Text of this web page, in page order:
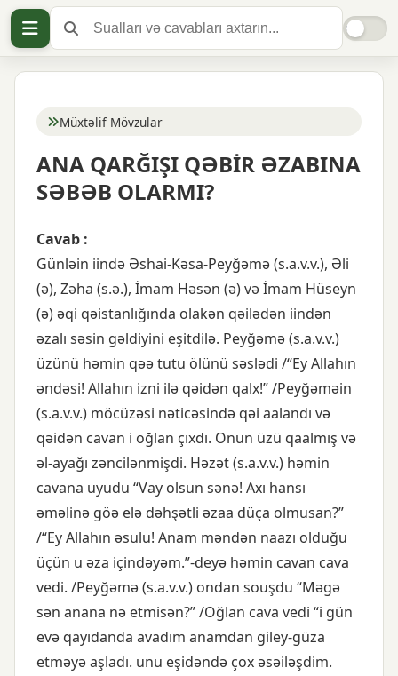
Müxtəlif Mövzular
ANA QARĞIŞI QƏBİR ƏZABINA
SƏBƏB OLARMI?
Cavab :
Günləin iində Əshai-Kəsa-Peyğəmə (s.a.v.v.), Əli
(ə), Zəha (s.ə.), İmam Həsən (ə) və İmam Hüseyn
(ə) əqi qəistanlığında olakən qəilədən iindən
əzalı səsin gəldiyini eşitdilə. Peyğəmə (s.a.v.v.)
üzünü həmin qəə tutu ölünü səslədi /“Ey Allahın
əndəsi! Allahın izni ilə qəidən qalx!” /Peyğəməin
(s.a.v.v.) möcüzəsi nəticəsində qəi aalandı və
qəidən cavan i oğlan çıxdı. Onun üzü qaalmış və
əl-ayağı zəncilənmişdi. Həzət (s.a.v.v.) həmin
cavana uyudu “Vay olsun sənə! Axı hansı
əməlinə göə elə dəhşətli əzaa düça olmusan?”
/“Ey Allahın əsulu! Anam məndən naazı olduğu
üçün u əza içindəyəm.”-deyə həmin cavan cava
vedi. /Peyğəmə (s.a.v.v.) ondan souşdu “Məgə
sən anana nə etmisən?” /Oğlan cava vedi “i gün
evə qayıdanda avadım anamdan giley-güza
etməyə aşladı. unu eşidəndə çox əsəiləşdim.